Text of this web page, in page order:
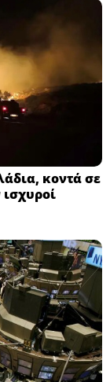
κοντά σε